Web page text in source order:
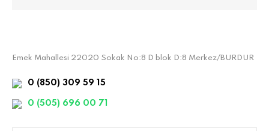
Emek Mahallesi 22020 Sokak No:8 D blok D:8 Merkez/BURDUR
0 (850) 309 59 15
0 (505) 696 00 71